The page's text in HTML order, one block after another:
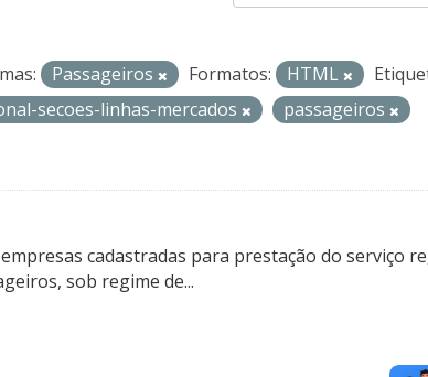
Passageiros Formatos: HTML
secoes-linhas-mercados
passageiros
cadastradas para prestação do serviço
sob regime de...